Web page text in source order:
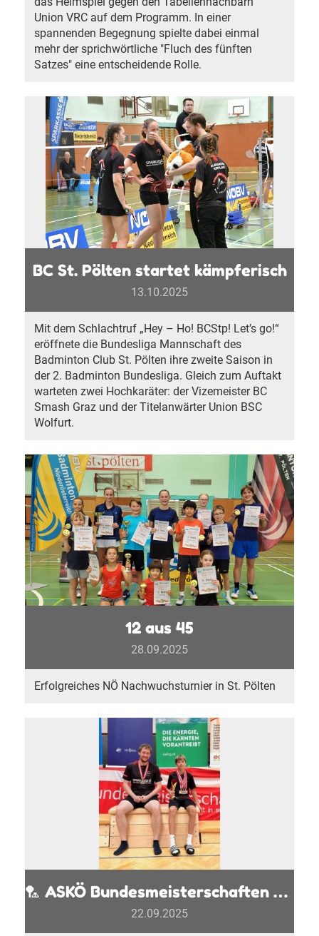
Union VRC auf dem Programm. In einer
spannenden Begegnung spielte dabei einmal
mehr der sprichwörtliche "Fluch des fünften
Satzes" eine entscheidende Rolle.
BC St. Pölten startet kämpferisch
13.10.2025
Mit dem Schlachtruf „Hey – Ho! BCStp! Let’s go!“
eröffnete die Bundesliga Mannschaft des
Badminton Club St. Pölten ihre zweite Saison in
der 2. Badminton Bundesliga. Gleich zum Auftakt
warteten zwei Hochkaräter: der Vizemeister BC
Smash Graz und der Titelanwärter Union BSC
Wolfurt.
12 aus 45
28.09.2025
Erfolgreiches NÖ Nachwuchsturnier in St. Pölten
🏸 ASKÖ Bundesmeisterschaften 2025
22.09.2025